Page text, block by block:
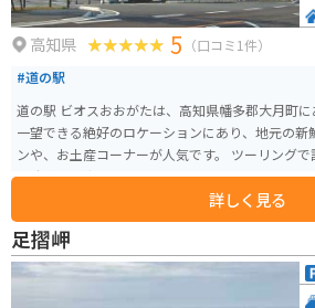
高知県 5 （口コミ1件）
#道の駅
道の駅 ビオスおおがたは、高知県幡多郡大月町
一望できる絶好のロケーションにあり、地元の新
ンや、お土産コーナーが人気です。 ツーリングで訪れる場合、道の駅には広
い駐車場が完備されているので安心です。また、
絶景ルートがいくつかあるので、バイクで走るのに
品としては、高知県産の新鮮な魚介類や、柑橘類
すすめです。道の駅で購入できるのはもちろん、
とができます。
詳しく見る
足摺岬